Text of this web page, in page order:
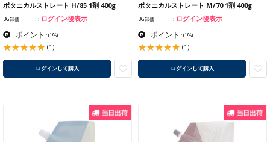
ボタニカルストレート H/85 1剤 400g
BG卸価 ログイン後表示
ポイント :(1%)
(1)
ログインして購入
ボタニカルストレート M/70 1剤 400g
BG卸価 ログイン後表示
ポイント :(1%)
(1)
ログインして購入